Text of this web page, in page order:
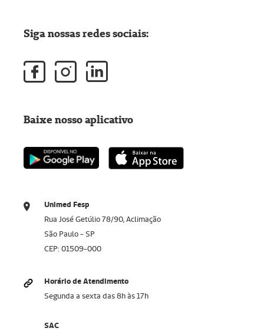
Unimed Fesp
Rua José Getúlio 78/90, Aclimação
São Paulo - SP
CEP: 01509-000
Horário de Atendimento
Segunda a sexta das 8h às 17h
SAC
Siga nossas redes sociais:
Baixe nosso aplicativo